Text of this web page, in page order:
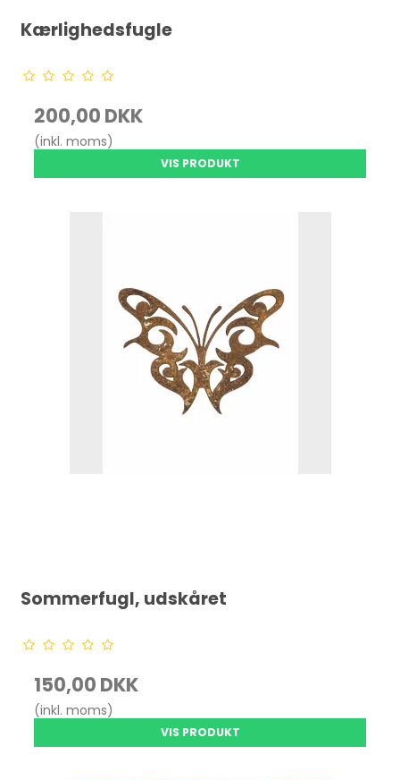
Kærlighedsfugle
200,00 DKK
(inkl. moms)
VIS PRODUKT
Sommerfugl, udskåret
150,00 DKK
(inkl. moms)
VIS PRODUKT